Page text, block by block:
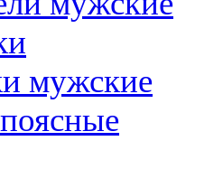
мужские